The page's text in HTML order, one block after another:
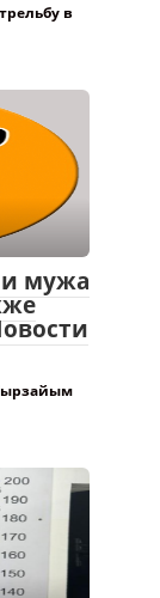
в
и мужа